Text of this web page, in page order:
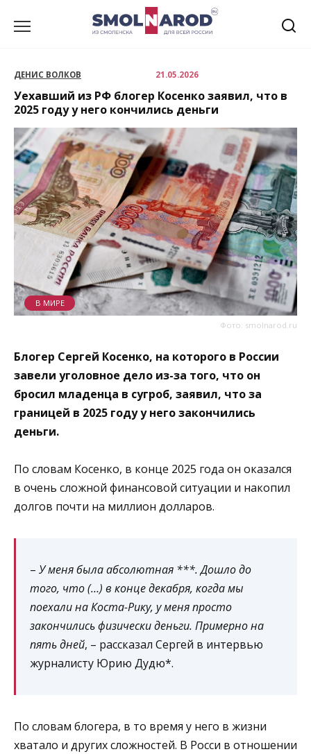
ДЕНИС ВОЛКОВ 21.05.2026
Уехавший из РФ блогер Косенко заявил, что в
2025 году у него кончились деньги
Фото: smolnarod.ru
В МИРЕ
Блогер Сергей Косенко, на которого в России
завели уголовное дело из-за того, что он
бросил младенца в сугроб, заявил, что за
границей в 2025 году у него закончились
деньги.
По словам Косенко, в конце 2025 года он оказался
в очень сложной финансовой ситуации и накопил
долгов почти на миллион долларов.
– У меня была абсолютная ***. Дошло до
того, что (…) в конце декабря, когда мы
поехали на Коста-Рику, у меня просто
закончились физически деньги. Примерно на
пять дней, – рассказал Сергей в интервью
журналисту Юрию Дудю*.
По словам блогера, в то время у него в жизни
хватало и других сложностей. В Росси в отношении